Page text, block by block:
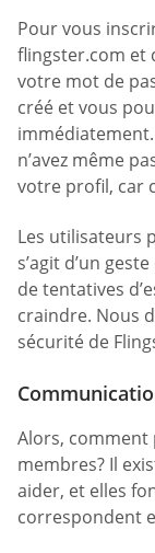
Pour vous
flingster.com et
votre mot de
créé et vous
n’avez même
votre profil, car
Les utilisateurs
s’agit d’un
de tentatives
craindre. Nous
sécurité de
Alors, comment
membres? Il
aider, et elles
correspondent